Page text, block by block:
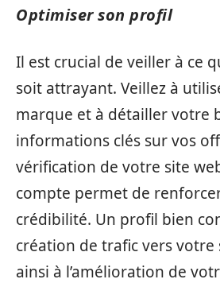
Optimiser son profil
Il est crucial de veiller à ce
soit attrayant. Veillez à
marque et à détailler votre
informations clés sur vos
vérification de votre site
compte permet de
crédibilité. Un profil bien
création de trafic vers
ainsi à l’amélioration de